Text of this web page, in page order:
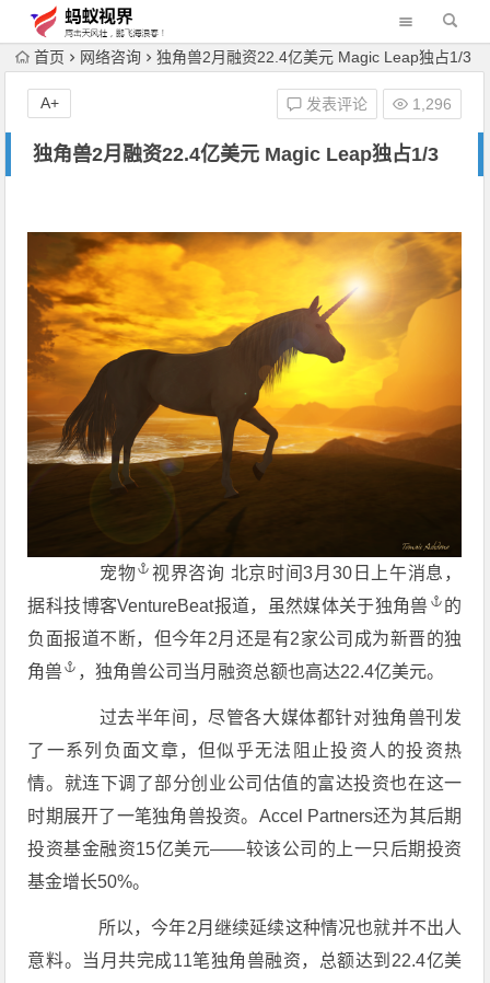
首页 网络咨询 独角兽2月融资22.4亿美元 Magic Leap独占1/3
独角兽2月融资22.4亿美元 Magic Leap独占1/3
发表评论 1,296
A+
宠物
视界咨询 北京时间3月30日上午消息，
据科技博客VentureBeat报道，虽然媒体关于独角兽
的
负面报道不断，但今年2月还是有2家公司成为新晋的独
角兽
，独角兽公司当月融资总额也高达22.4亿美元。
过去半年间，尽管各大媒体都针对独角兽刊发
了一系列负面文章，但似乎无法阻止投资人的投资热
情。就连下调了部分创业公司估值的富达投资也在这一
时期展开了一笔独角兽投资。Accel Partners还为其后期
投资基金融资15亿美元——较该公司的上一只后期投资
基金增长50%。
所以，今年2月继续延续这种情况也就并不出人
意料。当月共完成11笔独角兽融资，总额达到22.4亿美